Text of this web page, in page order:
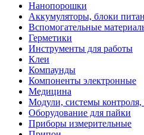
Нанопорошки
Аккумуляторы, блоки
Вспомогательные
Герметики
Инструменты для работы
Клеи
Компаунды
Компоненты электронные
Медицина
Модули, системы контроля,
Оборудование для пайки
Приборы измерительные